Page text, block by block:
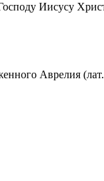
Иисусу
Аврелия